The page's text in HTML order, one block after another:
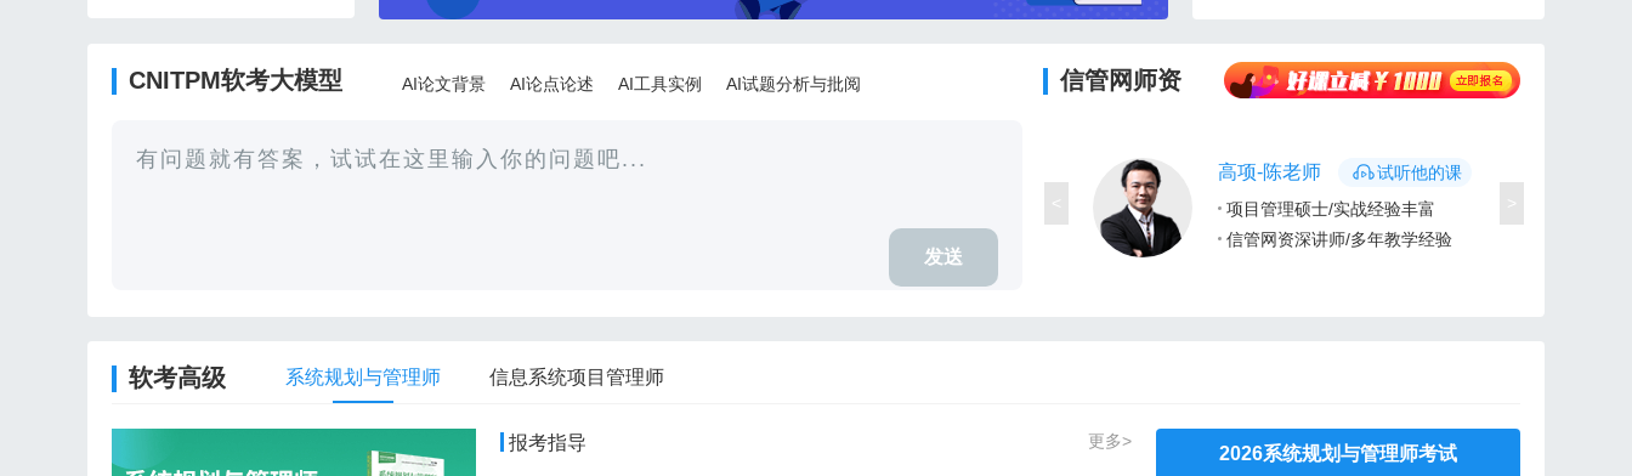
CNITPM软考大模型 AI论文背景 AI论点论述 AI工具实例 AI试题分析与批阅 信管网师资
发送
高项-陈老师
试听他的课
项目管理硕士/实战经验丰富
信管网资深讲师/多年教学经验
< >
软考高级 系统规划与管理师 信息系统项目管理师
报考指导 更多>
2026系统规划与管理师考试